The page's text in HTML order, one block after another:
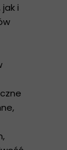
i